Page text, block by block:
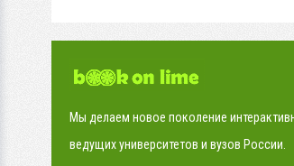
Мы делаем новое поколение
ведущих университетов и вузов России.